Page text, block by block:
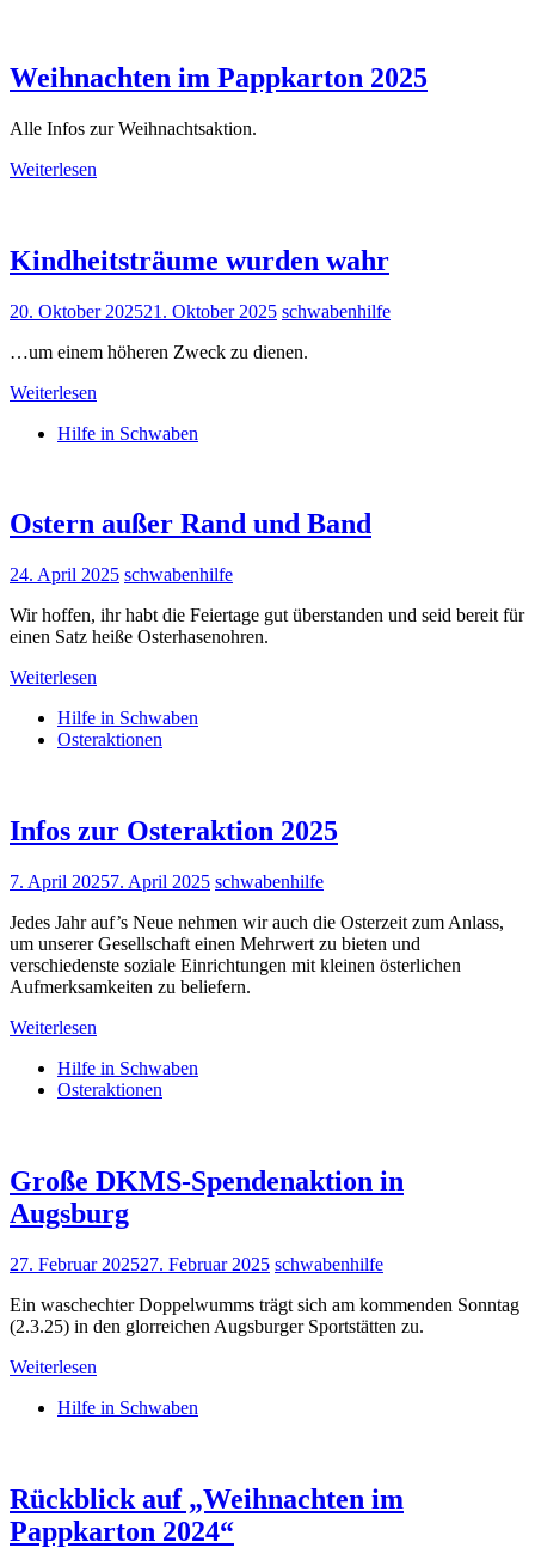
Weihnachten im Pappkarton 2025
Alle Infos zur Weihnachtsaktion.
Weiterlesen
Kindheitsträume wurden wahr
20. Oktober 202521. Oktober 2025 schwabenhilfe
…um einem höheren Zweck zu dienen.
Weiterlesen
Hilfe in Schwaben
Ostern außer Rand und Band
24. April 2025 schwabenhilfe
Wir hoffen, ihr habt die Feiertage gut überstanden und seid bereit für
einen Satz heiße Osterhasenohren.
Weiterlesen
Hilfe in Schwaben
Osteraktionen
Infos zur Osteraktion 2025
7. April 20257. April 2025 schwabenhilfe
Jedes Jahr auf’s Neue nehmen wir auch die Osterzeit zum Anlass,
um unserer Gesellschaft einen Mehrwert zu bieten und
verschiedenste soziale Einrichtungen mit kleinen österlichen
Aufmerksamkeiten zu beliefern.
Weiterlesen
Hilfe in Schwaben
Osteraktionen
Große DKMS-Spendenaktion in
Augsburg
27. Februar 202527. Februar 2025 schwabenhilfe
Ein waschechter Doppelwumms trägt sich am kommenden Sonntag
(2.3.25) in den glorreichen Augsburger Sportstätten zu.
Weiterlesen
Hilfe in Schwaben
Rückblick auf „Weihnachten im
Pappkarton 2024“